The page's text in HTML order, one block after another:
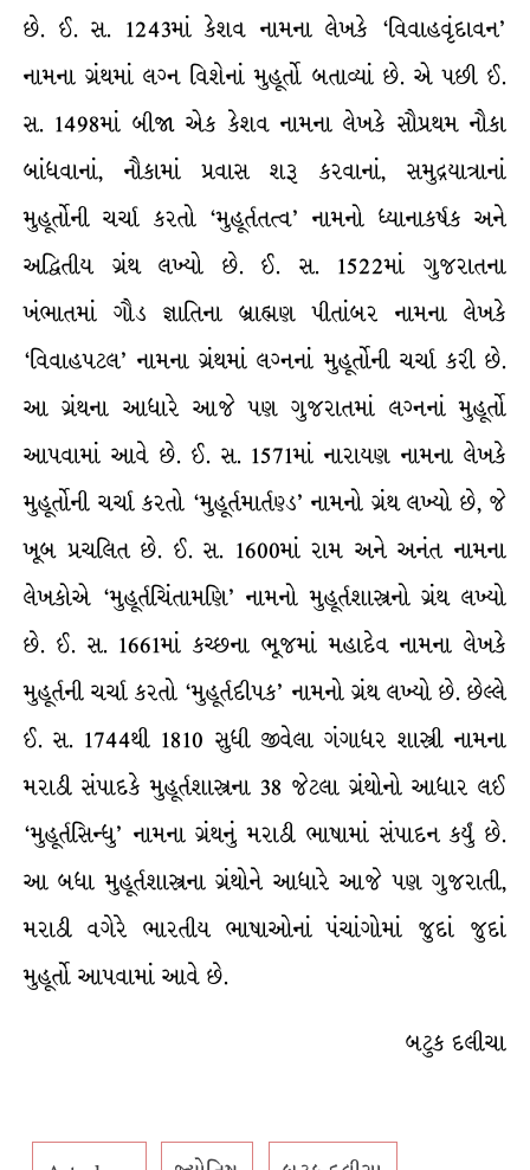
છે. ઈ. સ. 1243માં કેશવ નામના લેખકે ‘વિવાહવૃંદાવન’
નામના ગ્રંથમાં લગ્ન વિશેનાં મુહૂર્તો બતાવ્યાં છે. એ પછી ઈ.
સ. 1498માં બીજા એક કેશવ નામના લેખકે સૌપ્રથમ નૌકા
બાંધવાનાં, નૌકામાં પ્રવાસ શરૂ કરવાનાં, સમુદ્રયાત્રાનાં
મુહૂર્તોની ચર્ચા કરતો ‘મુહૂર્તતત્વ’ નામનો ધ્યાનાકર્ષક અને
અદ્વિતીય ગ્રંથ લખ્યો છે. ઈ. સ. 1522માં ગુજરાતના
ખંભાતમાં ગૌડ જ્ઞાતિના બ્રાહ્મણ પીતાંબર નામના લેખકે
‘વિવાહપટલ’ નામના ગ્રંથમાં લગ્નનાં મુહૂર્તોની ચર્ચા કરી છે.
આ ગ્રંથના આધારે આજે પણ ગુજરાતમાં લગ્નનાં મુહૂર્તો
આપવામાં આવે છે. ઈ. સ. 1571માં નારાયણ નામના લેખકે
મુહૂર્તોની ચર્ચા કરતો ‘મુહૂર્તમાર્તણ્ડ’ નામનો ગ્રંથ લખ્યો છે, જે
ખૂબ પ્રચલિત છે. ઈ. સ. 1600માં રામ અને અનંત નામના
લેખકોએ ‘મુહૂર્તચિંતામણિ’ નામનો મુહૂર્તશાસ્ત્રનો ગ્રંથ લખ્યો
છે. ઈ. સ. 1661માં કચ્છના ભૂજમાં મહાદેવ નામના લેખકે
મુહૂર્તની ચર્ચા કરતો ‘મુહૂર્તદીપક’ નામનો ગ્રંથ લખ્યો છે. છેલ્લે
ઈ. સ. 1744થી 1810 સુધી જીવેલા ગંગાધર શાસ્ત્રી નામના
મરાઠી સંપાદકે મુહૂર્તશાસ્ત્રના 38 જેટલા ગ્રંથોનો આધાર લઈ
‘મુહૂર્તસિન્ધુ’ નામના ગ્રંથનું મરાઠી ભાષામાં સંપાદન કર્યું છે.
આ બધા મુહૂર્તશાસ્ત્રના ગ્રંથોને આધારે આજે પણ ગુજરાતી,
મરાઠી વગેરે ભારતીય ભાષાઓનાં પંચાંગોમાં જુદાં જુદાં
મુહૂર્તો આપવામાં આવે છે.
બટુક દલીચા